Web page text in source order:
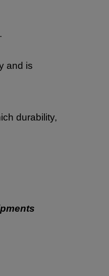
and is
durability,